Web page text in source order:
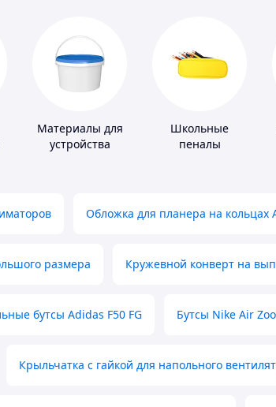
Материалы для
устройства
Школьные
пеналы
Обложка для планера на кольцах
размера Кружевной конверт на
бутсы Adidas F50 FG Бутсы Nike Air
Крыльчатка с гайкой для напольного